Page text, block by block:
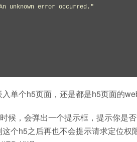
单个h5页面，还是都是h5页面的
候，会弹出一个提示框，提示你是
个h5之后再也不会提示请求定位